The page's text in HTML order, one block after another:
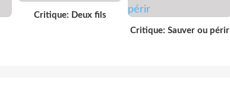
Critique: Deux fils
Critique: Sauver ou périr